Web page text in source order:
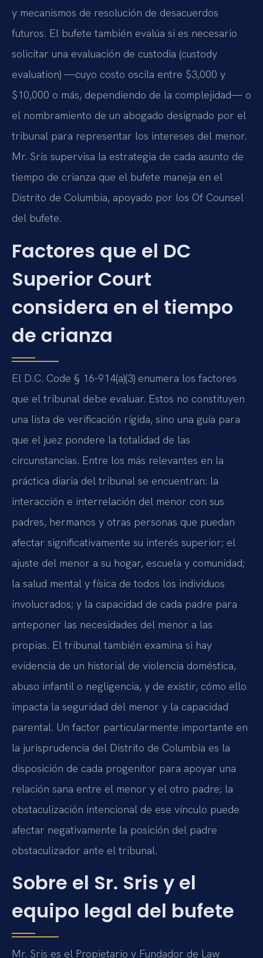
y mecanismos de resolución de desacuerdos
futuros. El bufete también evalúa si es necesario
solicitar una evaluación de custodia (custody
evaluation) —cuyo costo oscila entre $3,000 y
$10,000 o más, dependiendo de la complejidad— o
el nombramiento de un abogado designado por el
tribunal para representar los intereses del menor.
Mr. Sris supervisa la estrategia de cada asunto de
tiempo de crianza que el bufete maneja en el
Distrito de Columbia, apoyado por los Of Counsel
del bufete.
Factores que el DC
Superior Court
considera en el tiempo
de crianza
El D.C. Code § 16-914(a)(3) enumera los factores
que el tribunal debe evaluar. Estos no constituyen
una lista de verificación rígida, sino una guía para
que el juez pondere la totalidad de las
circunstancias. Entre los más relevantes en la
práctica diaria del tribunal se encuentran: la
interacción e interrelación del menor con sus
padres, hermanos y otras personas que puedan
afectar significativamente su interés superior; el
ajuste del menor a su hogar, escuela y comunidad;
la salud mental y física de todos los individuos
involucrados; y la capacidad de cada padre para
anteponer las necesidades del menor a las
propias. El tribunal también examina si hay
evidencia de un historial de violencia doméstica,
abuso infantil o negligencia, y de existir, cómo ello
impacta la seguridad del menor y la capacidad
parental. Un factor particularmente importante en
la jurisprudencia del Distrito de Columbia es la
disposición de cada progenitor para apoyar una
relación sana entre el menor y el otro padre; la
obstaculización intencional de ese vínculo puede
afectar negativamente la posición del padre
obstaculizador ante el tribunal.
Sobre el Sr. Sris y el
equipo legal del bufete
Mr. Sris es el Propietario y Fundador de Law